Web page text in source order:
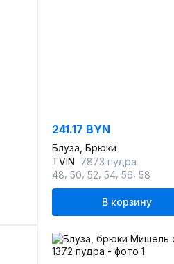
241.17 BYN
Блуза, Брюки
TVIN 7873 пудра
48 50 52 54 56 58
В корзину